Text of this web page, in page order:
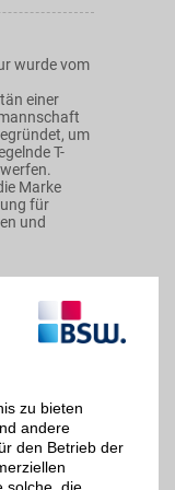
wurde vom
einer
um
T-
Marke
für
und
über
pro
von zu
zu bieten
andere
den Betrieb der